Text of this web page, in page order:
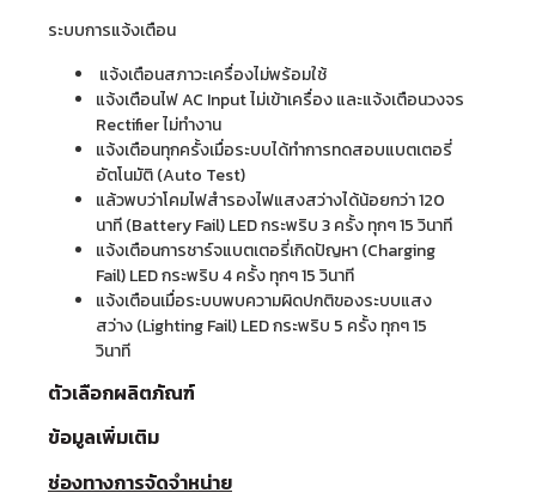
ระบบการแจ้งเตือน
แจ้งเตือนสภาวะเครื่องไม่พร้อมใช้
แจ้งเตือนไฟ AC Input ไม่เข้าเครื่อง และแจ้งเตือนวงจร
Rectifier ไม่ทำงาน
แจ้งเตือนทุกครั้งเมื่อระบบได้ทำการทดสอบแบตเตอรี่
อัตโนมัติ (Auto Test)
แล้วพบว่าโคมไฟสำรองไฟแสงสว่างได้น้อยกว่า 120
นาที (Battery Fail) LED กระพริบ 3 ครั้ง ทุกๆ 15 วินาที
แจ้งเตือนการชาร์จแบตเตอรี่เกิดปัญหา (Charging
Fail) LED กระพริบ 4 ครั้ง ทุกๆ 15 วินาที
แจ้งเตือนเมื่อระบบพบความผิดปกติของระบบแสง
สว่าง (Lighting Fail) LED กระพริบ 5 ครั้ง ทุกๆ 15
วินาที
ตัวเลือกผลิตภัณฑ์
ข้อมูลเพิ่มเติม
ช่องทางการจัดจำหน่าย